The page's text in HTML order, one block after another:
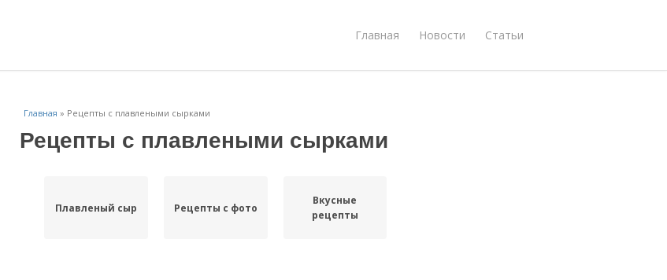
Главная Новости Статьи
Главная » Рецепты с плавлеными сырками
Рецепты с плавлеными сырками
Плавленый сыр Рецепты с фото
Вкусные
рецепты